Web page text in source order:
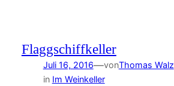
Flaggschiffkeller
Juli 16, 2016—vonThomas Walz
in Im Weinkeller